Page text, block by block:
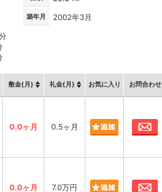
築年月 2002年3月
敷金(月) 礼金(月) お気に入り お問合わせ
0.0ヶ月 0.5ヶ月
0.0ヶ月 7.0万円